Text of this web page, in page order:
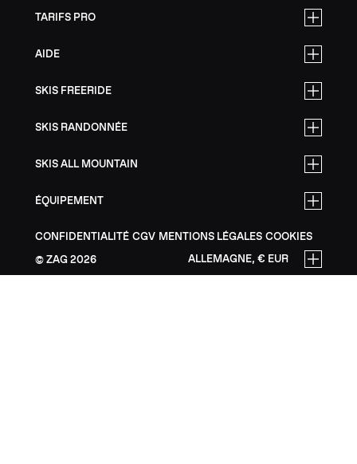
TARIFS PRO
AIDE
SKIS FREERIDE
SKIS RANDONNÉE
SKIS ALL MOUNTAIN
ÉQUIPEMENT
CONFIDENTIALITÉ CGV MENTIONS LÉGALES COOKIES
ZAG 2026 ALLEMAGNE, € EUR